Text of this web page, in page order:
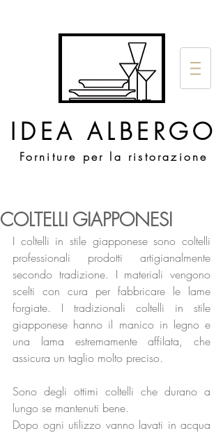
IDEA ALBERGO
Forniture per la ristorazione
COLTELLI GIAPPONESI
I coltelli in stile giapponese sono coltelli
professionali prodotti artigianalmente
secondo tradizione. I materiali vengono
scelti con cura per fabbricare le lame
forgiate. I tradizionali coltelli in stile
giapponese hanno il manico in legno e
una lama estremamente affilata, che
assicura un taglio molto preciso.
Sono degli ottimi coltelli che durano a
lungo se mantenuti bene.
Dopo ogni utilizzo vanno lavati in acqua